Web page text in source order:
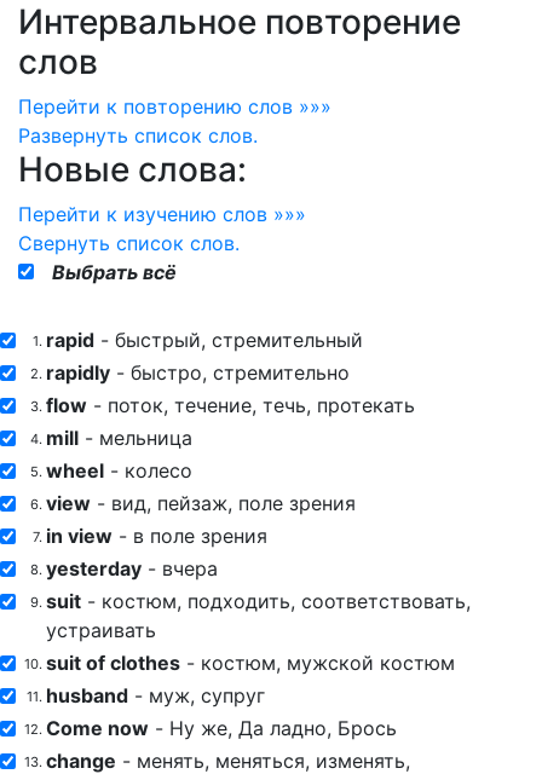
Интервальное повторение
слов
Перейти к повторению слов »»»
Развернуть список слов.
Новые слова:
Перейти к изучению слов »»»
Свернуть список слов.
Выбрать всё
1. rapid - быстрый, стремительный
2. rapidly - быстро, стремительно
3. flow - поток, течение, течь, протекать
4. mill - мельница
5. wheel - колесо
6. view - вид, пейзаж, поле зрения
7. in view - в поле зрения
8. yesterday - вчера
9. suit - костюм, подходить, соответствовать,
устраивать
10. suit of clothes - костюм, мужской костюм
11. husband - муж, супруг
12. Come now - Ну же, Да ладно, Брось
13. change - менять, меняться, изменять,